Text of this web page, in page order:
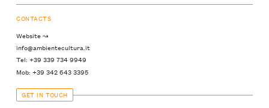
CONTACTS
Website ↝
info@ambientecultura.it
Tel: +39 339 734 9949
Mob: +39 342 643 3395
GET IN TOUCH